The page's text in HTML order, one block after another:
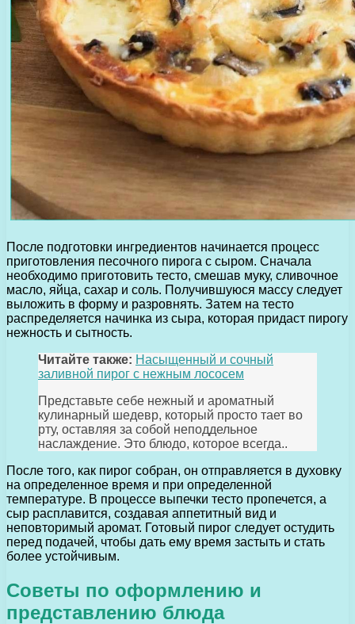
После подготовки ингредиентов начинается процесс
приготовления песочного пирога с сыром. Сначала
необходимо приготовить тесто, смешав муку, сливочное
масло, яйца, сахар и соль. Получившуюся массу следует
выложить в форму и разровнять. Затем на тесто
распределяется начинка из сыра, которая придаст пирогу
нежность и сытность.
Читайте также: Насыщенный и сочный
заливной пирог с нежным лососем
Представьте себе нежный и ароматный
кулинарный шедевр, который просто тает во
рту, оставляя за собой неподдельное
наслаждение. Это блюдо, которое всегда..
После того, как пирог собран, он отправляется в духовку
на определенное время и при определенной
температуре. В процессе выпечки тесто пропечется, а
сыр расплавится, создавая аппетитный вид и
неповторимый аромат. Готовый пирог следует остудить
перед подачей, чтобы дать ему время застыть и стать
более устойчивым.
Советы по оформлению и
представлению блюда